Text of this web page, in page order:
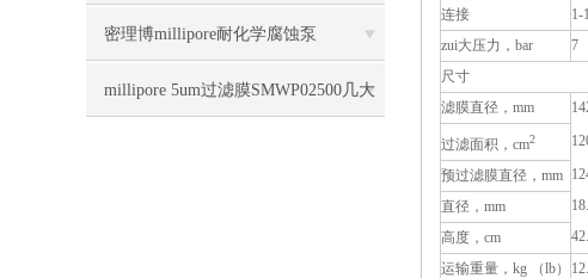
的全自动过滤装置
密理博millipore耐化学腐蚀泵
WP6122050详细资料
millipore 5um过滤膜SMWP02500几大
连接
1-
zui大压力，bar
7
尺寸
滤膜直径，mm
过滤面积，cm2
预过滤膜直径，mm
直径，mm
高度，cm
运输重量，kg （lb）